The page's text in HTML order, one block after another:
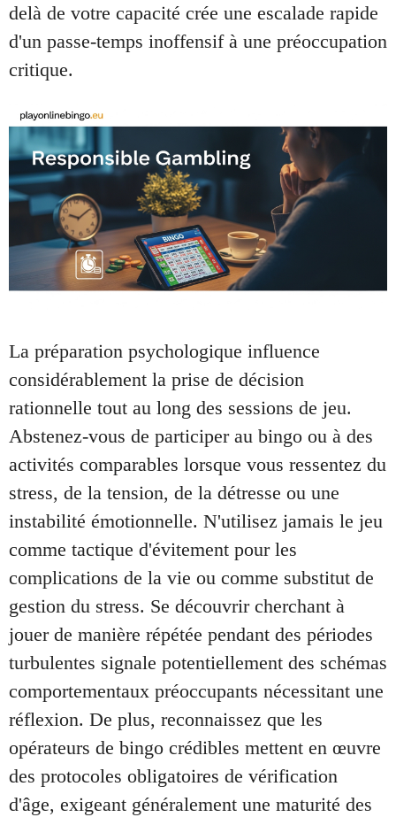
delà de votre capacité crée une escalade rapide
d'un passe-temps inoffensif à une préoccupation
critique.
La préparation psychologique influence
considérablement la prise de décision
rationnelle tout au long des sessions de jeu.
Abstenez-vous de participer au bingo ou à des
activités comparables lorsque vous ressentez du
stress, de la tension, de la détresse ou une
instabilité émotionnelle. N'utilisez jamais le jeu
comme tactique d'évitement pour les
complications de la vie ou comme substitut de
gestion du stress. Se découvrir cherchant à
jouer de manière répétée pendant des périodes
turbulentes signale potentiellement des schémas
comportementaux préoccupants nécessitant une
réflexion. De plus, reconnaissez que les
opérateurs de bingo crédibles mettent en œuvre
des protocoles obligatoires de vérification
d'âge, exigeant généralement une maturité des